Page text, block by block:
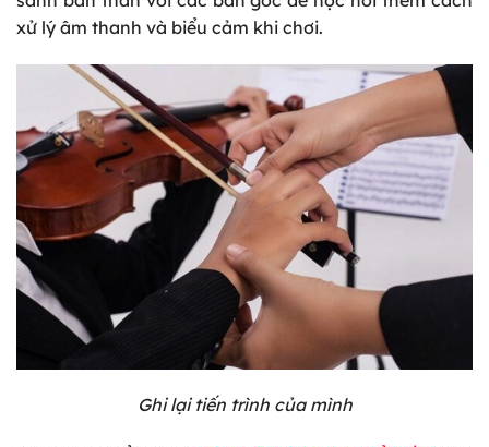
xử lý âm thanh và biểu cảm khi chơi.
Ghi lại tiến trình của mình